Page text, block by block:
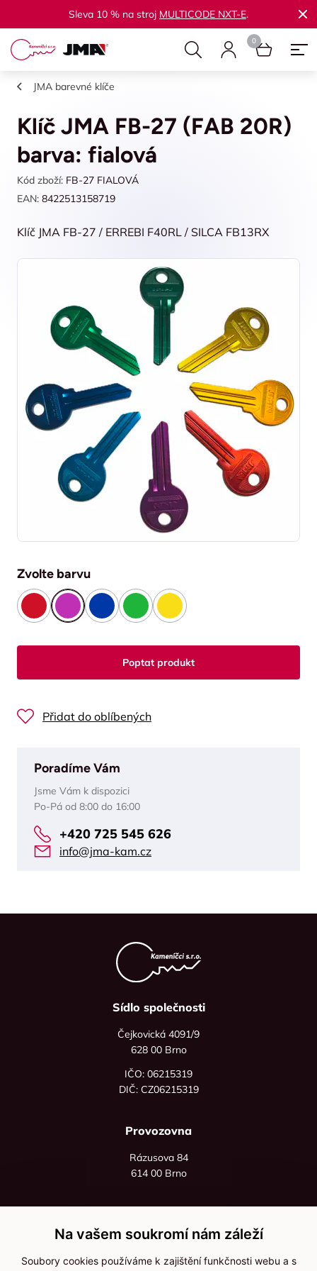
Sleva 10 % na stroj MULTICODE NXT-E.
JMA barevné klíče
Klíč JMA FB-27 (FAB 20R)
barva: fialová
Kód zboží: FB-27 FIALOVÁ
EAN: 8422513158719
Klíč JMA FB-27 / ERREBI F40RL / SILCA FB13RX
Zvolte barvu
červenáfialová modrá zelená
Poptat produkt
Přidat do oblíbených
Poradíme Vám
Jsme Vám k dispozici
Po-Pá od 8:00 do 16:00
+420 725 545 626
info@jma-kam.cz
Sídlo společnosti
Čejkovická 4091/9
628 00 Brno
IČO: 06215319
DIČ: CZ06215319
Provozovna
Rázusova 84
614 00 Brno
+420 736 535 066
Po - pá: 8:00 - 16:00
Na vašem soukromí nám záleží
Soubory cookies používáme k zajištění funkčnosti webu a s